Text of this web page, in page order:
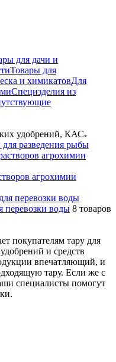
для дачи и
Товары для
и химикатовДля
Специзделия из
удобрений, КАС
разведения рыбы
агрохимии
воды 8 товаров
покупателям тару для
и средств
впечатляющий, и
тару. Если же с
специалисты помогут